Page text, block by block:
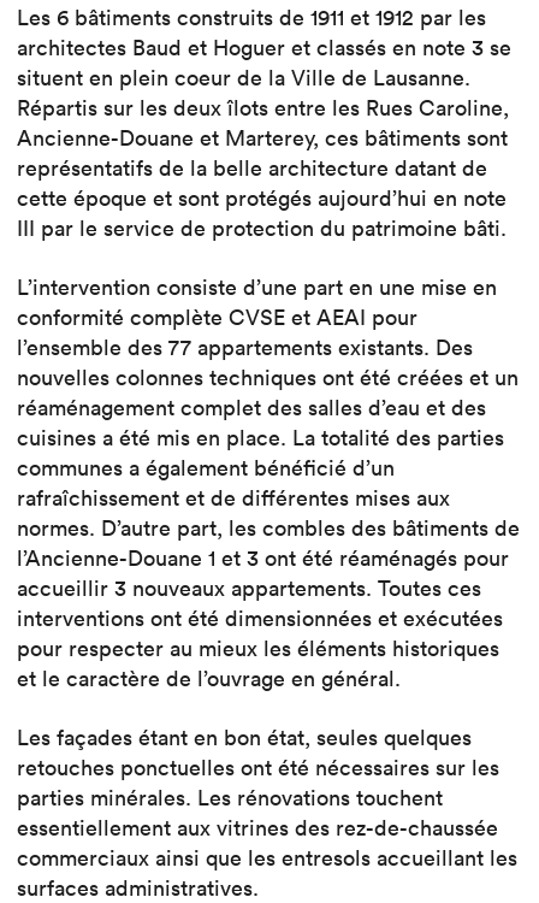
Les 6 bâtiments construits de 1911 et 1912 par les
architectes Baud et Hoguer et classés en note 3 se
situent en plein coeur de la Ville de Lausanne.
Répartis sur les deux îlots entre les Rues Caroline,
Ancienne-Douane et Marterey, ces bâtiments sont
représentatifs de la belle architecture datant de
cette époque et sont protégés aujourd’hui en note
III par le service de protection du patrimoine bâti.
L’intervention consiste d’une part en une mise en
conformité complète CVSE et AEAI pour
l’ensemble des 77 appartements existants. Des
nouvelles colonnes techniques ont été créées et un
réaménagement complet des salles d’eau et des
cuisines a été mis en place. La totalité des parties
communes a également bénéficié d’un
rafraîchissement et de différentes mises aux
normes. D’autre part, les combles des bâtiments de
l’Ancienne-Douane 1 et 3 ont été réaménagés pour
accueillir 3 nouveaux appartements. Toutes ces
interventions ont été dimensionnées et exécutées
pour respecter au mieux les éléments historiques
et le caractère de l’ouvrage en général.
Les façades étant en bon état, seules quelques
retouches ponctuelles ont été nécessaires sur les
parties minérales. Les rénovations touchent
essentiellement aux vitrines des rez-de-chaussée
commerciaux ainsi que les entresols accueillant les
surfaces administratives.